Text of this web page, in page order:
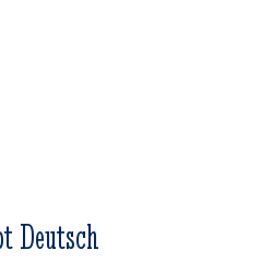
Deutsch